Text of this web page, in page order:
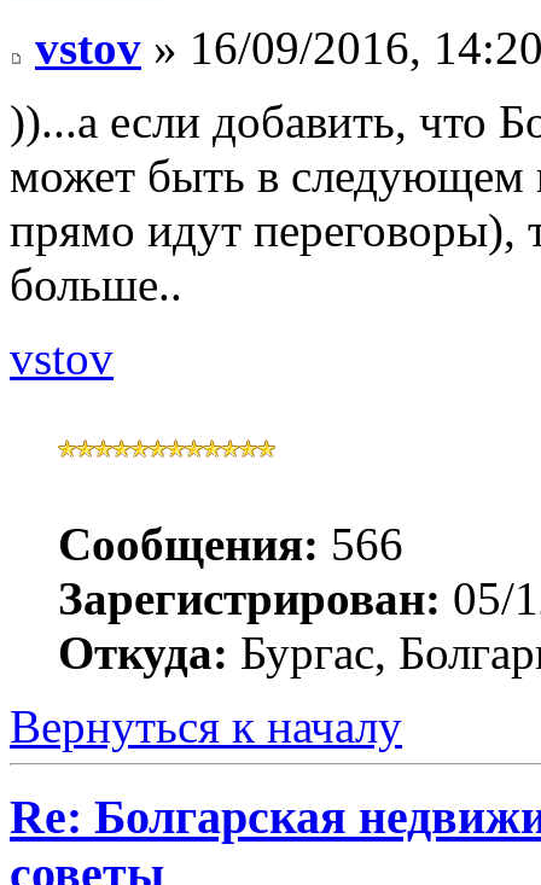
vstov » 16/09/2016,
))...а если добавить, что
может быть в следующем
прямо идут
больше..
vstov
Сообщения: 566
Зарегистрирован: 05/
Откуда: Бургас,
Вернуться к началу
Re: Болгарская
советы